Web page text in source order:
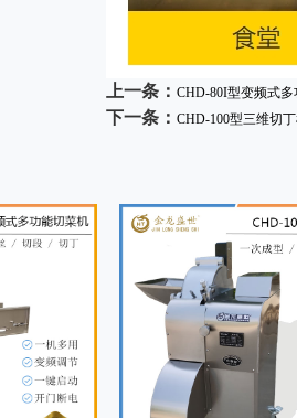
上一条： CHD-80I型变频式
下一条： CHD-100型三维切